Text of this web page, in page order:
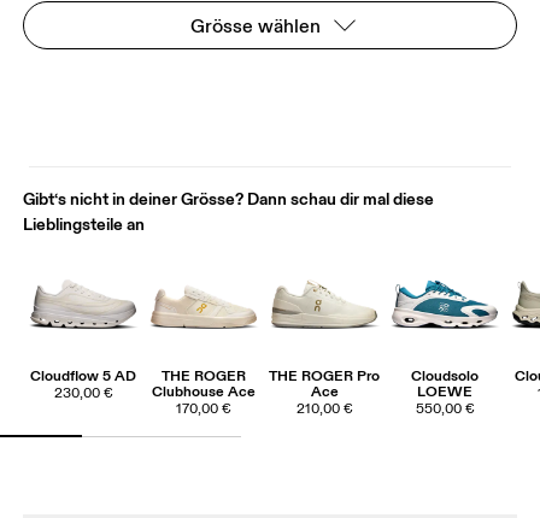
Grösse wählen
Gibt‘s nicht in deiner Grösse? Dann schau dir mal diese
Lieblingsteile an
Cloudflow 5 AD
230,00 €
THE ROGER
Clubhouse Ace
170,00 €
THE ROGER Pro
Ace
210,00 €
Cloudsolo
LOEWE
550,00 €